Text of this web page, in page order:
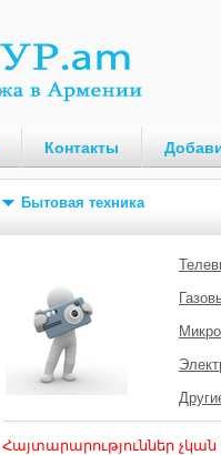
Контакты
Бытовая техника
Հայտարարություններ չկան